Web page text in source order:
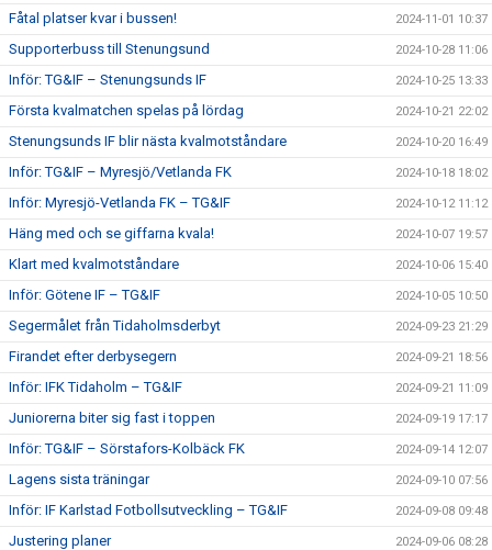
Fåtal platser kvar i bussen! 2024-11-01 10:37
Supporterbuss till Stenungsund 2024-10-28 11:06
Inför: TG&IF – Stenungsunds IF 2024-10-25 13:33
Första kvalmatchen spelas på lördag 2024-10-21 22:02
Stenungsunds IF blir nästa kvalmotståndare 2024-10-20 16:49
Inför: TG&IF – Myresjö/Vetlanda FK 2024-10-18 18:02
Inför: Myresjö-Vetlanda FK – TG&IF 2024-10-12 11:12
Häng med och se giffarna kvala! 2024-10-07 19:57
Klart med kvalmotståndare 2024-10-06 15:40
Inför: Götene IF – TG&IF 2024-10-05 10:50
Segermålet från Tidaholmsderbyt 2024-09-23 21:29
Firandet efter derbysegern 2024-09-21 18:56
Inför: IFK Tidaholm – TG&IF 2024-09-21 11:09
Juniorerna biter sig fast i toppen 2024-09-19 17:17
Inför: TG&IF – Sörstafors-Kolbäck FK 2024-09-14 12:07
Lagens sista träningar 2024-09-10 07:56
Inför: IF Karlstad Fotbollsutveckling – TG&IF 2024-09-08 09:48
Justering planer 2024-09-06 08:28